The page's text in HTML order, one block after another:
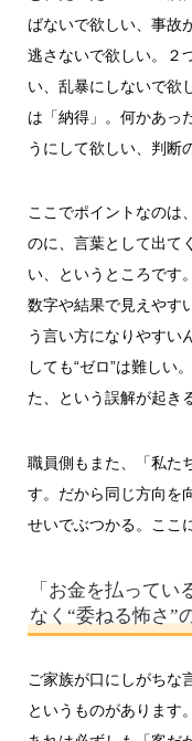
ばないで欲しい、事故
逃さないで欲しい。２
い、乱暴にしないで欲
は「納得」。何かあっ
うにして欲しい、判断
ここでポイントなのは
のに、言葉として出て
い、というところです
数字や結果で見えやす
う言い方になりやすい
しても“ゼロ”は難しい
た、という誤解が起き
職員側もまた、「私た
す。だから同じ方向を
せいでぶつかる。ここ
「お金を払って
なく“委ねる怖さ”
ご家族が口にしがちな
というものがあります